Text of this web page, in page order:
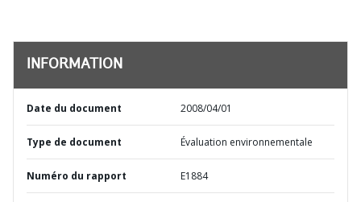
INFORMATION
Date du document 2008/04/01
Type de document Évaluation environnementale
Numéro du rapport E1884